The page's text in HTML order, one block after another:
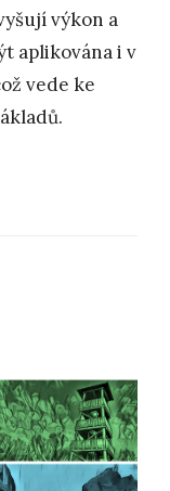
výkon a
aplikována i v
vede ke